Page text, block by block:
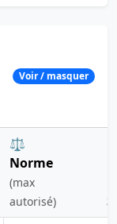
Voir / masquer
⚖️
Norme
(max
autorisé)